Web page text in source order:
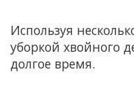
Используя
уборкой хвойного
долгое время.